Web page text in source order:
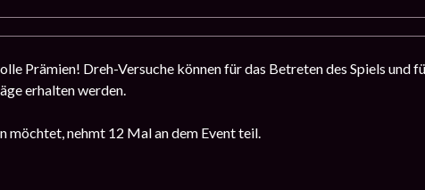
Prämien! Dreh-Versuche können für das Betreten des Spiels und
erhalten werden.
möchtet, nehmt 12 Mal an dem Event teil.